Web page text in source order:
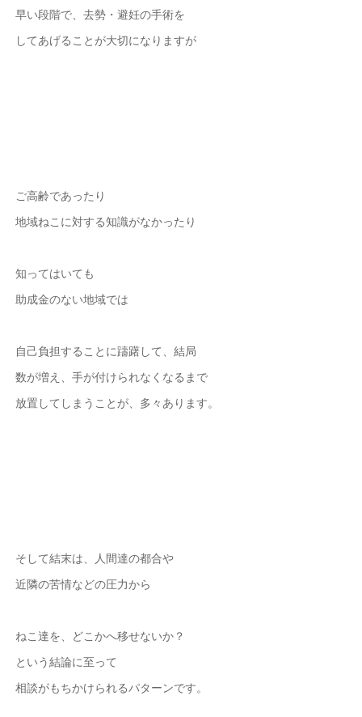
早い段階で、去勢・避妊の手術を
してあげることが大切になりますが
ご高齢であったり
地域ねこに対する知識がなかったり
知ってはいても
助成金のない地域では
自己負担することに躊躇して、結局
数が増え、手が付けられなくなるまで
放置してしまうことが、多々あります。
そして結末は、人間達の都合や
近隣の苦情などの圧力から
ねこ達を、どこかへ移せないか？
という結論に至って
相談がもちかけられるパターンです。